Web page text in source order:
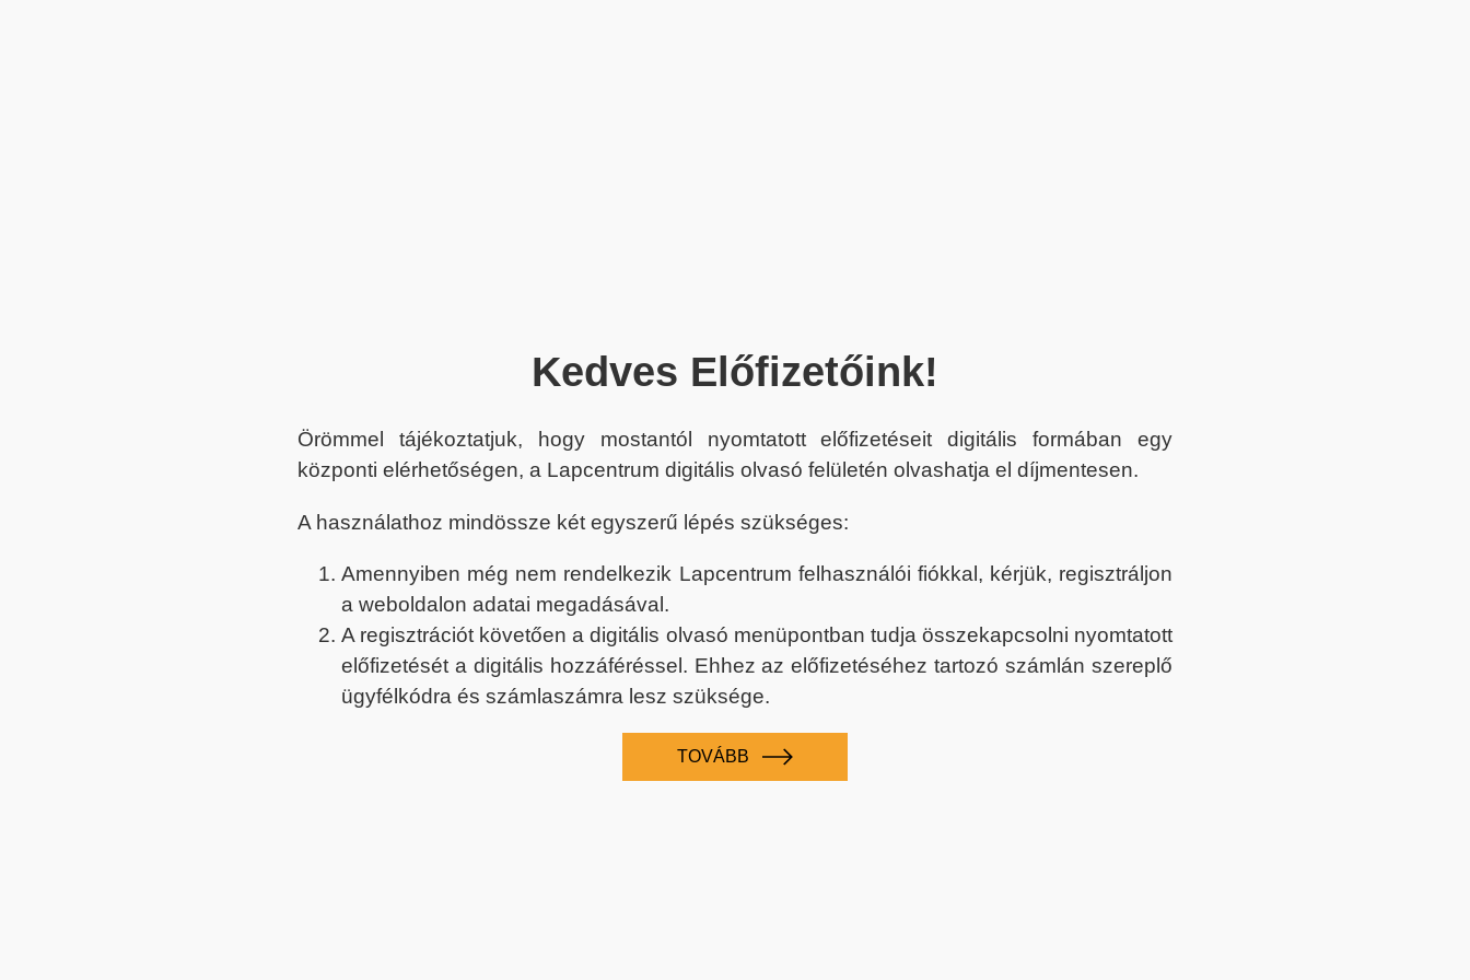
Kedves Előfizetőink!
Örömmel tájékoztatjuk, hogy mostantól nyomtatott előfizetéseit digitális formában egy
központi elérhetőségen, a Lapcentrum digitális olvasó felületén olvashatja el díjmentesen.
A használathoz mindössze két egyszerű lépés szükséges:
Amennyiben még nem rendelkezik Lapcentrum felhasználói fiókkal, kérjük, regisztráljon
a weboldalon adatai megadásával.
A regisztrációt követően a digitális olvasó menüpontban tudja összekapcsolni nyomtatott
előfizetését a digitális hozzáféréssel. Ehhez az előfizetéséhez tartozó számlán szereplő
ügyfélkódra és számlaszámra lesz szüksége.
TOVÁBB